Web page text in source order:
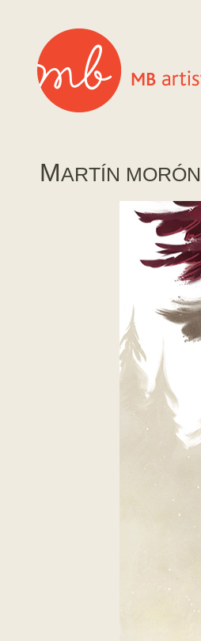
MARTÍ­N MORÓN